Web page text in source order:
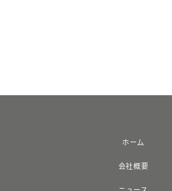
ホーム
会社概要